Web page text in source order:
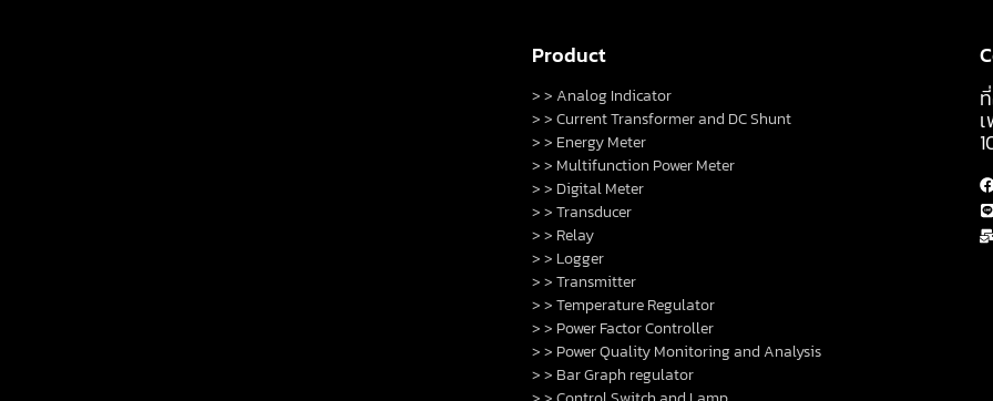
Product
> > Analog Indicator
> > Current Transformer and DC Shunt
> > Energy Meter
> > Multifunction Power Meter
> > Digital Meter
> > Transducer
> > Relay
> > Logger
> > Transmitter
> > Temperature Regulator
> > Power Factor Controller
> > Power Quality Monitoring and Analysis
> > Bar Graph regulator